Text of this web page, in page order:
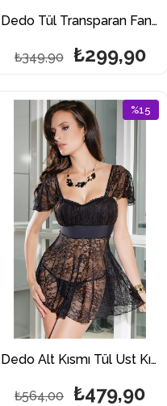
Dedo Tül Transparan Fantazi Gecelik Mini Takım
₺299,90
₺349,90
Dedo Alt Kısmı Tül Üst Kısmı Jarse Mini Fantazi Gecelik
₺479,90
₺564,00
%15
İndirim